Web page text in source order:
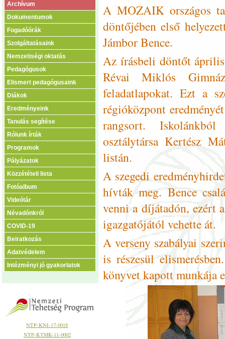
Archívum
Dokumentumok
Fogadóórák
Szolgáltatásaink
Nemzetiségi oktatás
Pedagógusok
Elismert pedagógusaink
Diákok
Eredményeink
Tanulás segítése
Rólunk írták
Programok
Pályázatok
Közzétételi lista
Fotóalbum
Videótár
Névadónkról
COVID-19
Beiratkozás
Adatvédelem
Intézményi jó gyakorlatok
NTP-KNI-17-0018
NTP-KTMK-11-0002
A MOZAIK országos
döntőjében első
Jámbor Bence.
Az írásbeli döntőt
Révai Miklós
feladatlapokat. Ezt a
régióközpont
rangsort.
osztálytársa Kertész
listán.
A szegedi
hívták meg. Bence
venni a díjátadón, ezért
igazgatójától vehette át.
A verseny szabályai
is részesül
könyvet kapott munkája